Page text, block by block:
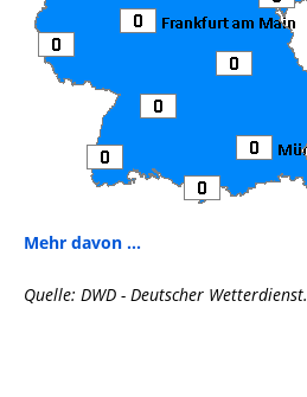
Mehr davon ...
Quelle: DWD - Deutscher Wetterdienst.